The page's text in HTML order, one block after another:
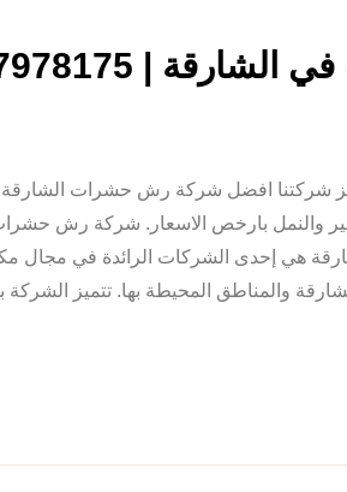
| 0507978175
شركتنا افضل شركة رش حشرات الشارقة
والنمل بارخص الاسعار. شركة رش
هي إحدى الشركات الرائدة في مجال
والمناطق المحيطة بها. تتميز الشركة